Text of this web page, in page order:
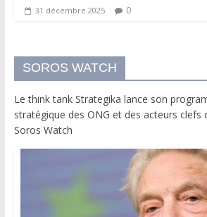
31 décembre 2025 0
SOROS WATCH
Le think tank Strategika lance son
stratégique des ONG et des acteurs clefs
Soros Watch